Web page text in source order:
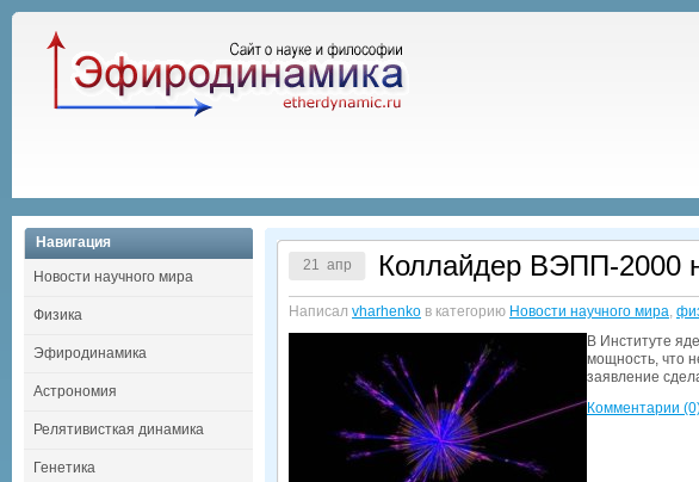
Навигация
Новости научного мира
Физика
Эфиродинамика
Астрономия
Релятивисткая динамика
Генетика
21 апр Коллайдер ВЭПП-2000
Написал vharhenko в категорию Новости научного мира,
В Институте
мощность, что
заявление
Комментарии